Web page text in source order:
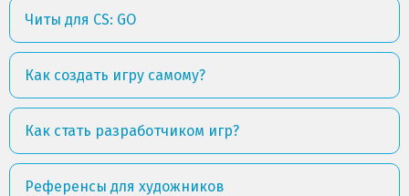
Читы для CS: GO
Как создать игру самому?
Как стать разработчиком игр?
Референсы для художников